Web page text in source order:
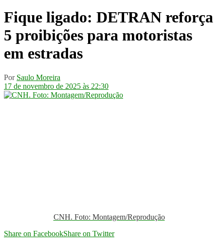
Fique ligado: DETRAN reforça
5 proibições para motoristas
em estradas
Por Saulo Moreira
17 de novembro de 2025 às 22:30
CNH. Foto: Montagem/Reprodução
Share on FacebookShare on Twitter